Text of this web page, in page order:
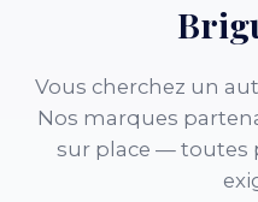
Vous cherchez un
Nos marques
sur place — toutes